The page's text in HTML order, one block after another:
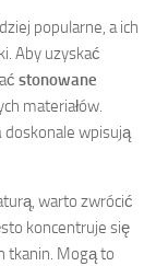
popularne, a ich
Aby uzyskać
stonowane
materiałów.
doskonale wpisują
warto zwrócić
koncentruje się
tkanin. Mogą to